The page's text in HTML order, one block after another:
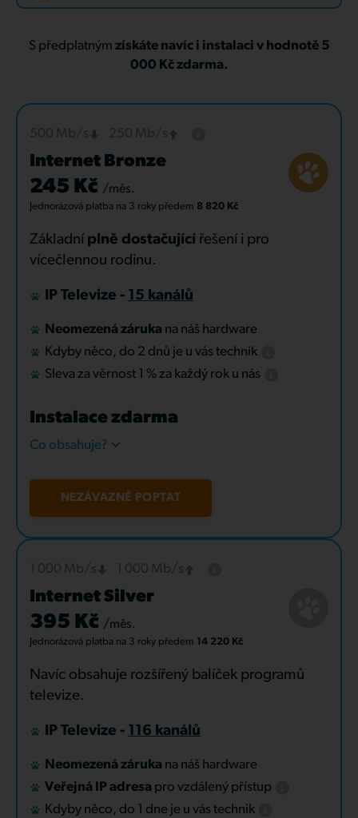
S předplatným získáte navíc i instalaci v hodnotě 5
000 Kč zdarma.
Internet Bronze
245 Kč /měs.
Jednorázová platba na 3 roky předem 8 820 Kč
Základní plně dostačující řešení i pro
vícečlennou rodinu.
IP Televize - 15 kanálů
Neomezená záruka na náš hardware
Kdyby něco, do 2 dnů je u vás technik
Sleva za věrnost 1 % za každý rok u nás
Instalace zdarma
Co obsahuje?
NEZÁVAZNĚ POPTAT
Internet Silver
395 Kč /měs.
Jednorázová platba na 3 roky předem 14 220 Kč
Navíc obsahuje rozšířený balíček programů
televize.
IP Televize - 116 kanálů
Neomezená záruka na náš hardware
Veřejná IP adresa pro vzdálený přístup
Kdyby něco, do 1 dne je u vás technik